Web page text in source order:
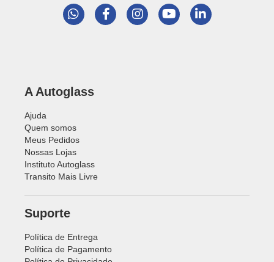
A Autoglass
Transito Mais Livre
Suporte
Política de Entrega
Política de Pagamento
Política de Privacidade
Termos de Garantia